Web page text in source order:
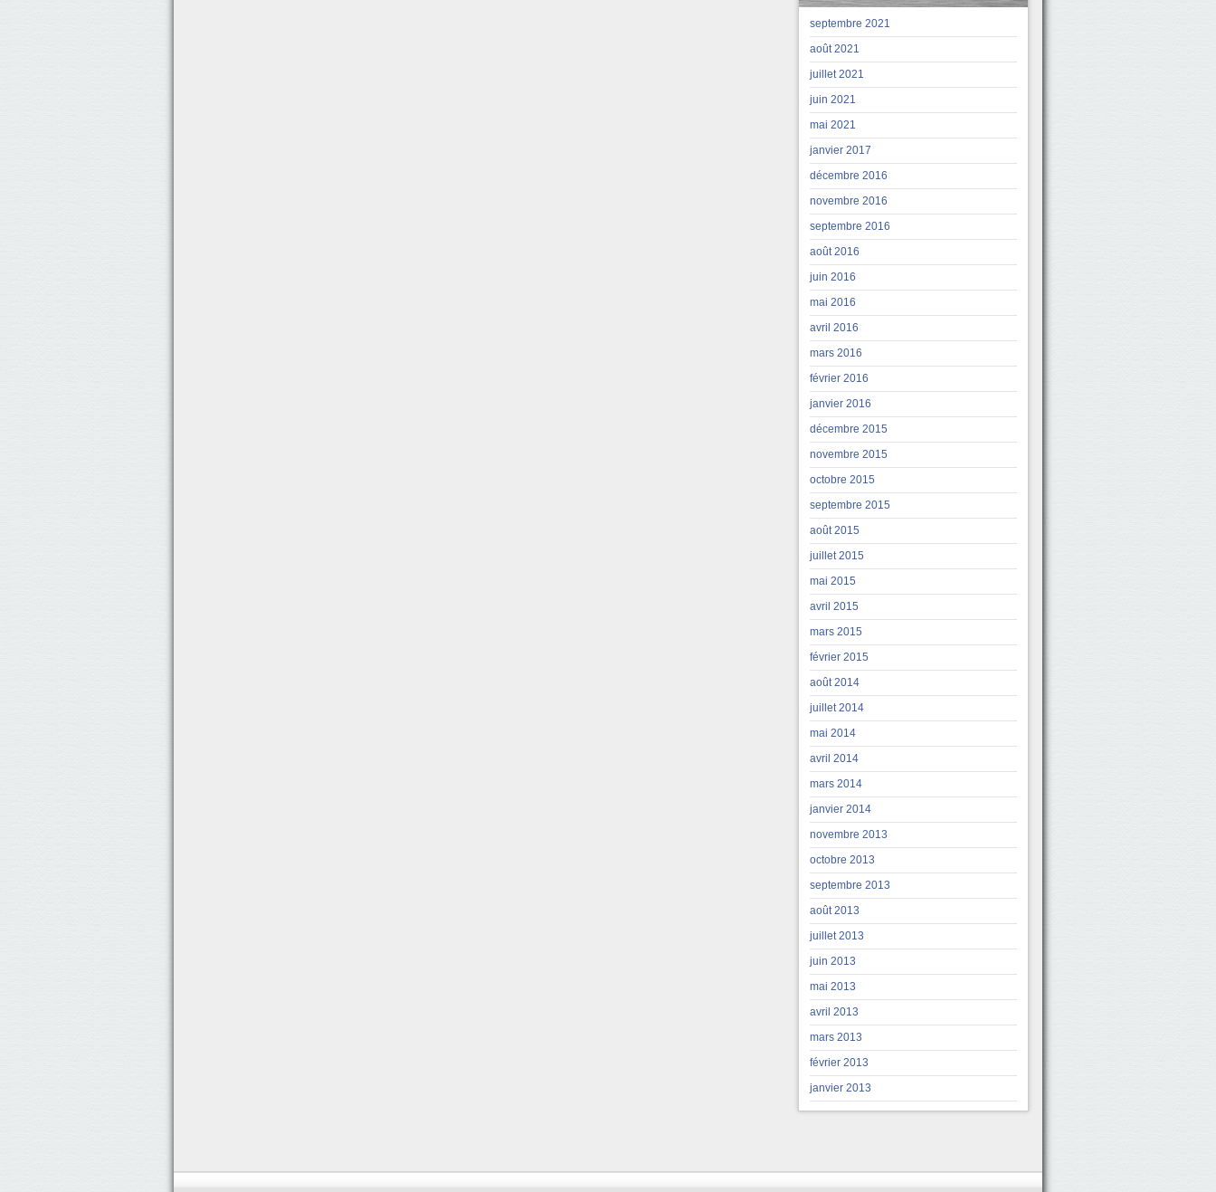
septembre 2021
août 2021
juillet 2021
juin 2021
mai 2021
janvier 2017
décembre 2016
novembre 2016
septembre 2016
août 2016
juin 2016
mai 2016
avril 2016
mars 2016
février 2016
janvier 2016
décembre 2015
novembre 2015
octobre 2015
septembre 2015
août 2015
juillet 2015
mai 2015
avril 2015
mars 2015
février 2015
août 2014
juillet 2014
mai 2014
avril 2014
mars 2014
janvier 2014
novembre 2013
octobre 2013
septembre 2013
août 2013
juillet 2013
juin 2013
mai 2013
avril 2013
mars 2013
février 2013
janvier 2013